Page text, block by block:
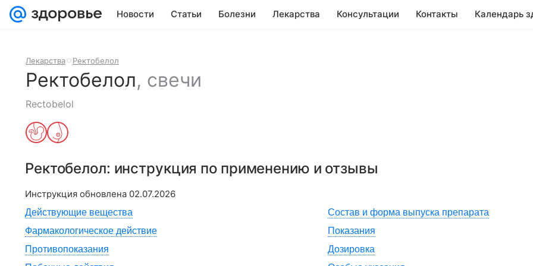
Новости Статьи Болезни Лекарства Консультации Контакты Календарь
Лекарства Ректобелол
Ректобелол, свечи
Rectobelol
Ректобелол: инструкция по применению и отзывы
Инструкция обновлена 02.07.2026
Действующие вещества
Состав и форма выпуска препарата
Фармакологическое действие
Показания
Противопоказания
Дозировка